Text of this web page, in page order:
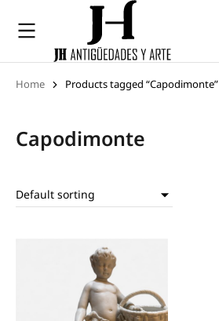
You are here:
Home Products tagged “Capodimonte”
Capodimonte